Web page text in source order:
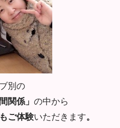
別の
関係」 の中から
ご体験いただきます。